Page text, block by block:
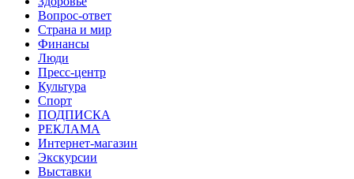
Вопрос-ответ
Страна и мир
Финансы
Люди
Пресс-центр
Культура
Спорт
ПОДПИСКА
РЕКЛАМА
Интернет-магазин
Экскурсии
Выставки